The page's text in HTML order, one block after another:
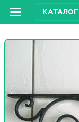
КАТАЛОГ